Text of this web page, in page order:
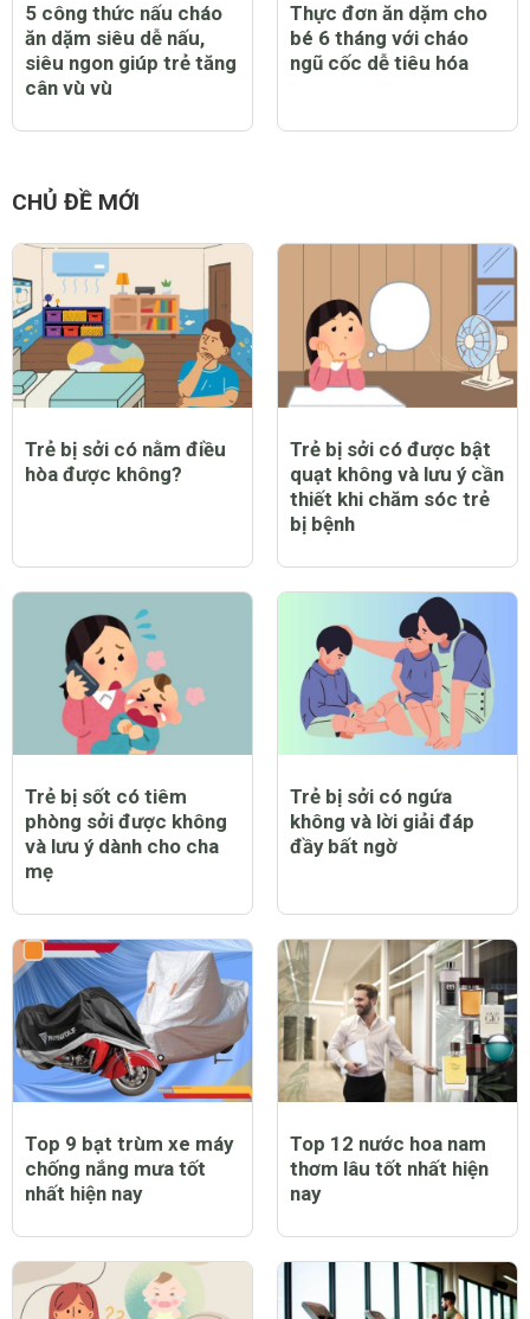
5 công thức nấu cháo
ăn dặm siêu dễ nấu,
siêu ngon giúp trẻ tăng
cân vù vù
Thực đơn ăn dặm cho
bé 6 tháng với cháo
ngũ cốc dễ tiêu hóa
CHỦ ĐỀ MỚI
Trẻ bị sởi có nằm điều
hòa được không?
Trẻ bị sởi có được bật
quạt không và lưu ý cần
thiết khi chăm sóc trẻ
bị bệnh
Trẻ bị sốt có tiêm
phòng sởi được không
và lưu ý dành cho cha
mẹ
Trẻ bị sởi có ngứa
không và lời giải đáp
đầy bất ngờ
Top 9 bạt trùm xe máy
chống nắng mưa tốt
nhất hiện nay
Top 12 nước hoa nam
thơm lâu tốt nhất hiện
nay